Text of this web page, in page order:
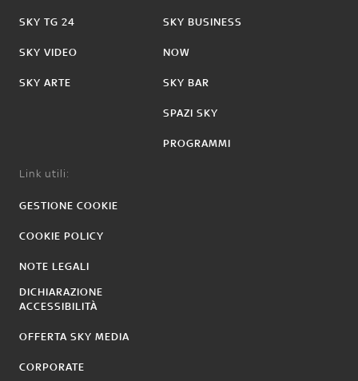
SKY TG 24
SKY VIDEO
SKY ARTE
SKY BUSINESS
NOW
SKY BAR
SPAZI SKY
PROGRAMMI
Link utili:
GESTIONE COOKIE
COOKIE POLICY
NOTE LEGALI
DICHIARAZIONE
ACCESSIBILITÀ
OFFERTA SKY MEDIA
CORPORATE